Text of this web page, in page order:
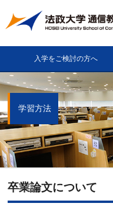
入学をご検討の方へ
学習方法
卒業論文について